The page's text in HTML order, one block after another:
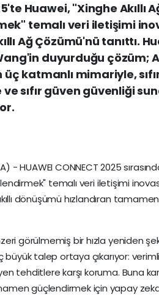
Huawei, "Xinghe Akıllı
temalı veri iletişimi
Ağ Çözümü'nü tanıttı.
duyurduğu çözüm;
katmanlı mimariyle,
sıfır güven güvenliği
- HUAWEI CONNECT 2025
temalı veri iletişimi
dönüşümü hızlandıran
görülmemiş bir hızla yeniden
talep ortaya çıkarıyor:
tehditlere karşı koruma. Buna
güçlendirmek için yapay